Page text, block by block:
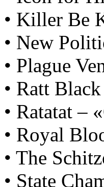
• Killer Be
• New
• Plague
• Ratt
• Ratatat –
• Royal
• The
• State